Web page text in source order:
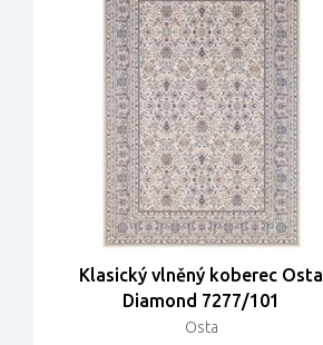
Klasický vlněný koberec Osta
Diamond 7277/101
Osta